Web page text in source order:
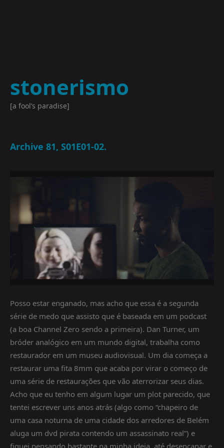
stonerismo
[a fool’s paradise]
Archive 81, S01E01-02.
Posso estar enganado, mas acho que essa é a segunda
série de medo que assisto que é baseada em um podcast
(a boa Channel Zero sendo a primeira). Dan Turner, um
bróder analógico em um mundo digital, trabalha como
restaurador em um museu audiovisual. Um dia começa a
restaurar uma fita 8mm que acaba por virar o começo de
uma série de restaurações que vão aterrorizar seus dias.
Acho que eu tenho em algum lugar um plot parecido, que
tentei escrever uns anos atrás (algo como “chapeiro de
uma casa noturna de uma cidade dos arredores de Belém
aluga um dvd pirata contendo um assassinato real”) e
fiquei pensando bastante na minha ideia, até desencanar e